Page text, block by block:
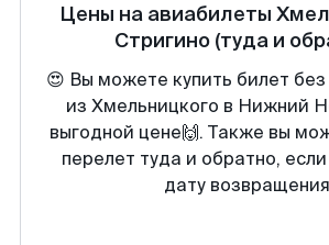
Цены на авиабилеты
Стригино (туда и
😍 Вы можете купить билет
из Хмельницкого в Нижний
выгодной цене🙌. Также вы
перелет туда и обратно,
дату возвращения